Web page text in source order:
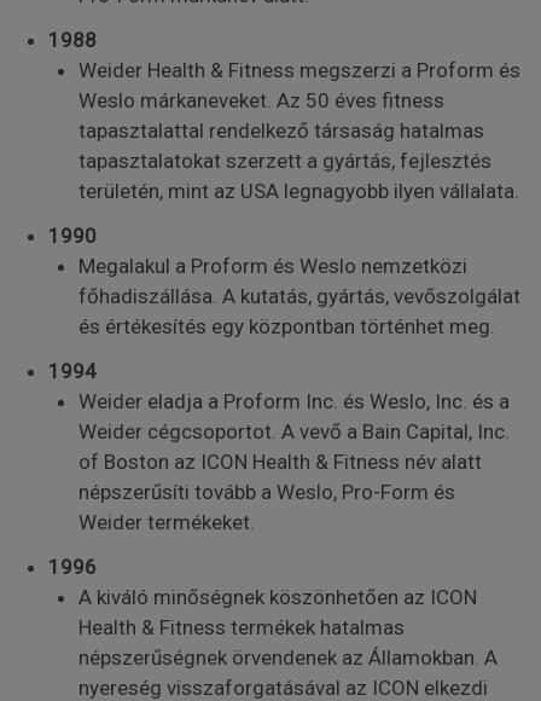
1988
Weider Health & Fitness megszerzi a Proform és
Weslo márkaneveket. Az 50 éves fitness
tapasztalattal rendelkező társaság hatalmas
tapasztalatokat szerzett a gyártás, fejlesztés
területén, mint az USA legnagyobb ilyen vállalata.
1990
Megalakul a Proform és Weslo nemzetközi
főhadiszállása. A kutatás, gyártás, vevőszolgálat
és értékesítés egy központban történhet meg.
1994
Weider eladja a Proform Inc. és Weslo, Inc. és a
Weider cégcsoportot. A vevő a Bain Capital, Inc.
of Boston az ICON Health & Fitness név alatt
népszerűsíti tovább a Weslo, Pro-Form és
Weider termékeket.
1996
A kiváló minőségnek köszönhetően az ICON
Health & Fitness termékek hatalmas
népszerűségnek örvendenek az Államokban. A
nyereség visszaforgatásával az ICON elkezdi